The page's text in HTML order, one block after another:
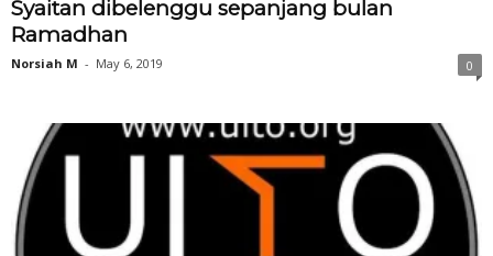
Syaitan dibelenggu sepanjang bulan
Ramadhan
Norsiah M - May 6, 2019 0